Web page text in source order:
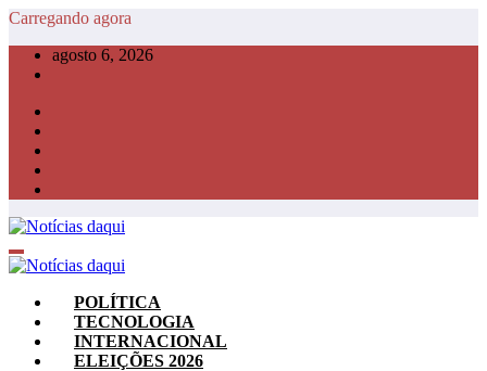
Pular
conteúdo
Carregando agora
agosto 6, 2026
POLÍTICA
TECNOLOGIA
INTERNACIONAL
ELEIÇÕES 2026